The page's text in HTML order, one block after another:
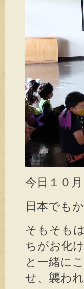
今日１０
日本でも
そもそも
ちがお化
と一緒に
せ、襲わ